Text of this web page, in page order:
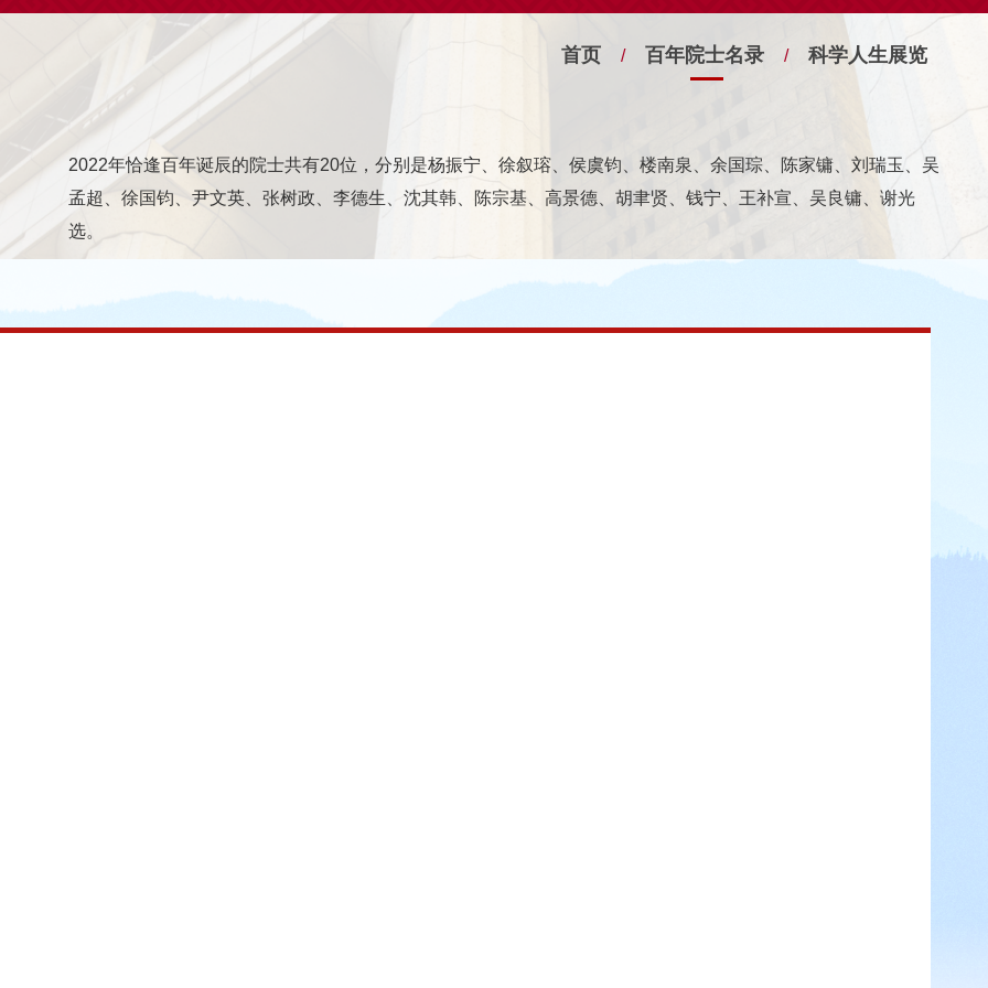
首页 / 百年院士名录 / 科学人生展览
2022年恰逢百年诞辰的院士共有20位，分别是杨振宁、徐叙瑢、侯虞钧、楼南泉、余国琮、陈家镛、刘瑞玉、吴
孟超、徐国钧、尹文英、张树政、李德生、沈其韩、陈宗基、高景德、胡聿贤、钱宁、王补宣、吴良镛、谢光
选。